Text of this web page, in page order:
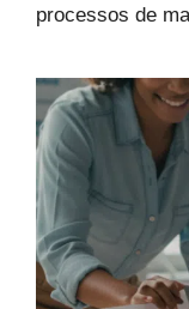
processos de